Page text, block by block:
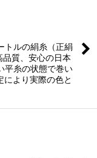
トルの絹糸（正絹
質、安心の日本
平糸の状態で巻い
より実際の色と